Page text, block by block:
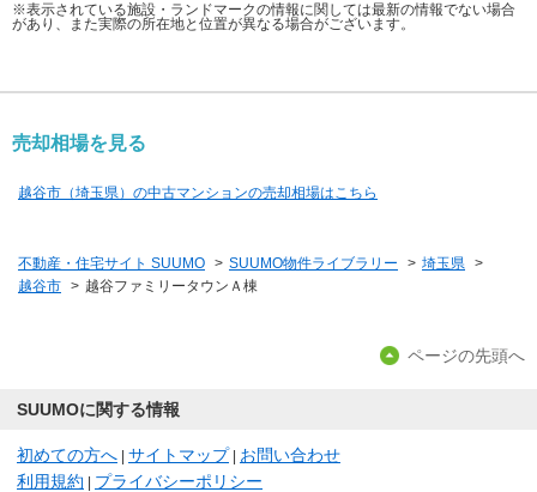
※表示されている施設・ランドマークの情報に関しては最新の情報でない場合
があり、また実際の所在地と位置が異なる場合がございます。
売却相場を見る
越谷市（埼玉県）の中古マンションの売却相場はこちら
不動産・住宅サイト SUUMO > SUUMO物件ライブラリー > 埼玉県 >
越谷市 > 越谷ファミリータウンＡ棟
ページの先頭へ
SUUMOに関する情報
初めての方へ サイトマップ
お問い合わせ
利用規約
プライバシーポリシー